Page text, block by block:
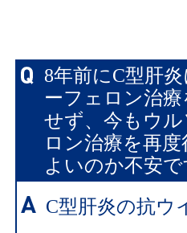
8年前にC型肝
ーフェロン治
せず、今もウ
ロン治療を再
よいのか不安
C型肝炎の抗ウ